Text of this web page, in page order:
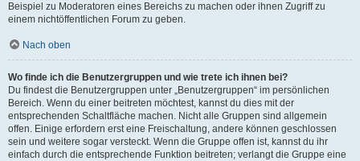
Beispiel zu Moderatoren eines Bereichs zu machen oder ihnen Zugriff zu
einem nichtöffentlichen Forum zu geben.
Nach oben
Wo finde ich die Benutzergruppen und wie trete ich ihnen bei?
Du findest die Benutzergruppen unter „Benutzergruppen“ im persönlichen
Bereich. Wenn du einer beitreten möchtest, kannst du dies mit der
entsprechenden Schaltfläche machen. Nicht alle Gruppen sind allgemein
offen. Einige erfordern erst eine Freischaltung, andere können geschlossen
sein und weitere sogar versteckt. Wenn die Gruppe offen ist, kannst du ihr
einfach durch die entsprechende Funktion beitreten; verlangt die Gruppe eine